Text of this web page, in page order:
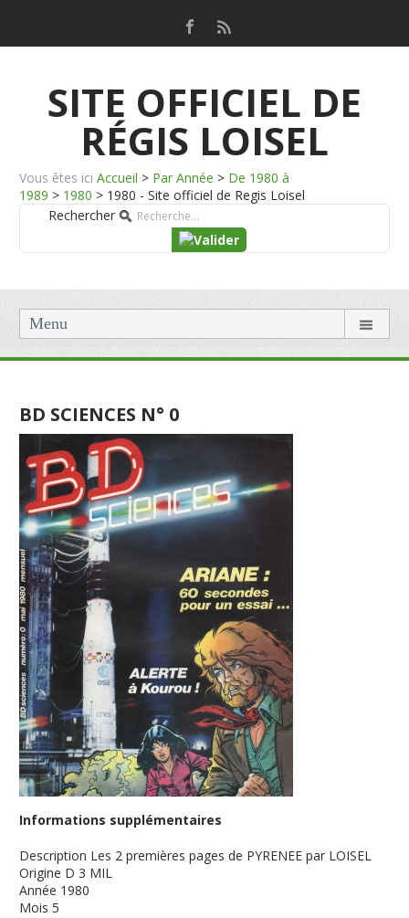
SITE OFFICIEL DE
RÉGIS LOISEL
Vous êtes ici Accueil > Par Année > De 1980 à
1989 > 1980 > 1980 - Site officiel de Regis Loisel
Rechercher
Menu
BD SCIENCES N° 0
Informations supplémentaires
Description Les 2 premières pages de PYRENEE par LOISEL
Origine D 3 MIL
Année 1980
Mois 5